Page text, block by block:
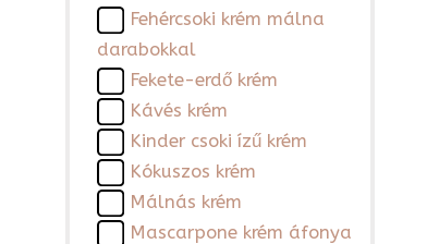
Fehércsoki krém málna
darabokkal
Fekete-erdő krém
Kávés krém
Kinder csoki ízű krém
Kókuszos krém
Málnás krém
Mascarpone krém áfonya